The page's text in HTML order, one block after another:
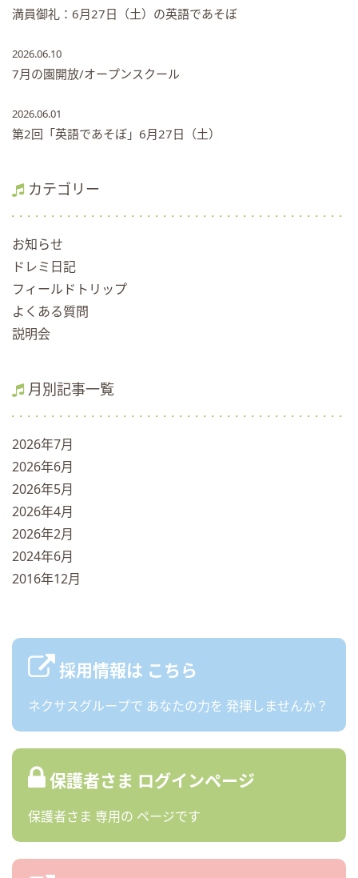
満員御礼：6月27日（土）の英語であそぼ
2026.06.10
7月の園開放/オープンスクール
2026.06.01
第2回「英語であそぼ」6月27日（土）
カテゴリー
お知らせ
ドレミ日記
フィールドトリップ
よくある質問
説明会
月別記事一覧
2026年7月
2026年6月
2026年5月
2026年4月
2026年2月
2024年6月
2016年12月
採用情報は こちら
ネクサスグループで あなたの力を 発揮しませんか？
保護者さま ログインページ
保護者さま 専用の ページです